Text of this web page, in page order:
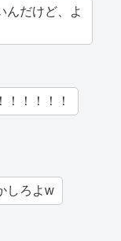
んだけど、よ
！！！！！
しろよw